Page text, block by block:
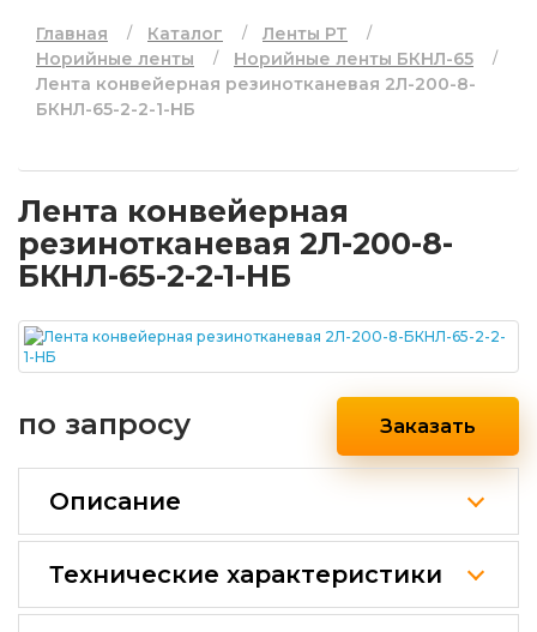
Главная Каталог
Ленты РТ
Норийные ленты
Норийные ленты БКНЛ-65
Лента конвейерная резинотканевая 2Л-200-8-
БКНЛ-65-2-2-1-НБ
Лента конвейерная
резинотканевая 2Л-200-8-
БКНЛ-65-2-2-1-НБ
по запросу Заказать
Описание
Технические характеристики